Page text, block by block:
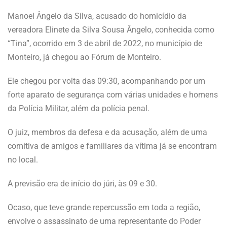
Manoel Ângelo da Silva, acusado do homicídio da
vereadora Elinete da Silva Sousa Ângelo, conhecida como
“Tina”, ocorrido em 3 de abril de 2022, no município de
Monteiro, já chegou ao Fórum de Monteiro.
Ele chegou por volta das 09:30, acompanhando por um
forte aparato de segurança com várias unidades e homens
da Polícia Militar, além da polícia penal.
O juiz, membros da defesa e da acusação, além de uma
comitiva de amigos e familiares da vítima já se encontram
no local.
A previsão era de início do júri, às 09 e 30.
Ocaso, que teve grande repercussão em toda a região,
envolve o assassinato de uma representante do Poder